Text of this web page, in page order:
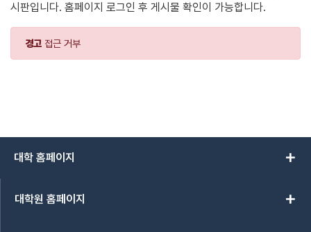
시판입니다. 홈페이지 로그인 후 게시물 확인이 가능합니다.
경고 접근 거부
대학 홈페이지 add
대학원 홈페이지 add